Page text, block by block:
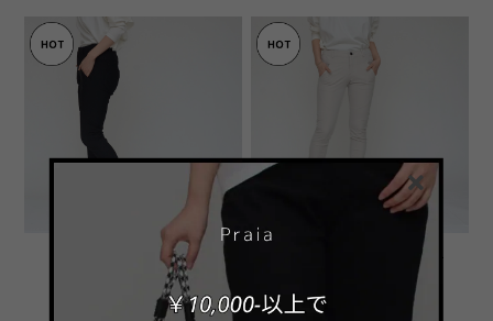
【NEWバージョン】ハイテ
ンションスキニーパンツ -
LEJ-18150 ブラック -
¥16,280
【定番ロングヒットアイテ
ム】ハイテンションスキニ
ーパンツ - LEJ-1319 ライト